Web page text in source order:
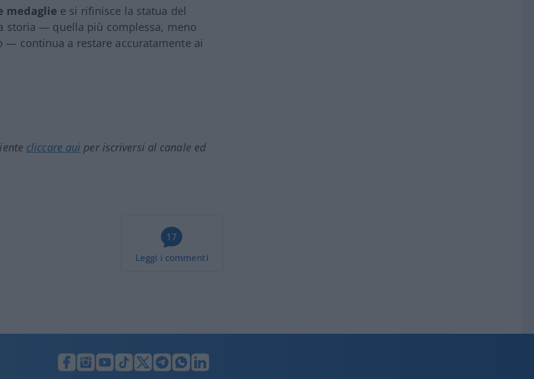
medaglie e si rifinisce la statua del
storia — quella più complessa, meno
continua a restare accuratamente ai
cliccare qui per iscriversi al canale ed
17
Leggi i commenti